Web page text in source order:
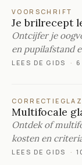
VOORSCHRIFT
Je brilrecept
Ontcijfer je
en pupilafstand
LEES DE GIDS ·
Multifocale
Ontdek of
kosten en
LEES DE GIDS ·